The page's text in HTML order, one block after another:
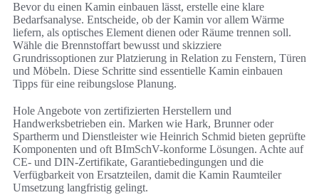
Bevor du einen Kamin einbauen lässt, erstelle eine klare
Bedarfsanalyse. Entscheide, ob der Kamin vor allem Wärme
liefern, als optisches Element dienen oder Räume trennen soll.
Wähle die Brennstoffart bewusst und skizziere
Grundrissoptionen zur Platzierung in Relation zu Fenstern, Türen
und Möbeln. Diese Schritte sind essentielle Kamin einbauen
Tipps für eine reibungslose Planung.
Hole Angebote von zertifizierten Herstellern und
Handwerksbetrieben ein. Marken wie Hark, Brunner oder
Spartherm und Dienstleister wie Heinrich Schmid bieten geprüfte
Komponenten und oft BImSchV-konforme Lösungen. Achte auf
CE- und DIN-Zertifikate, Garantiebedingungen und die
Verfügbarkeit von Ersatzteilen, damit die Kamin Raumteiler
Umsetzung langfristig gelingt.